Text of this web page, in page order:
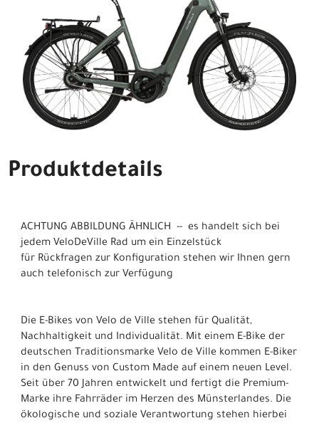
Produktdetails
ACHTUNG ABBILDUNG ÄHNLICH -- es handelt sich bei
jedem VeloDeVille Rad um ein Einzelstück
für Rückfragen zur Konfiguration stehen wir Ihnen gern
auch telefonisch zur Verfügung
Die E-Bikes von Velo de Ville stehen für Qualität,
Nachhaltigkeit und Individualität. Mit einem E-Bike der
deutschen Traditionsmarke Velo de Ville kommen E-Biker
in den Genuss von Custom Made auf einem neuen Level.
Seit über 70 Jahren entwickelt und fertigt die Premium-
Marke ihre Fahrräder im Herzen des Münsterlandes. Die
ökologische und soziale Verantwortung stehen hierbei